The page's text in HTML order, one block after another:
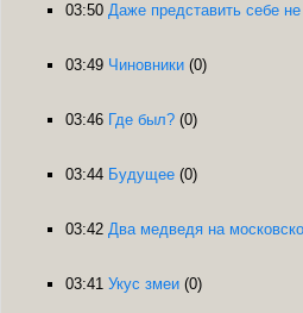
03:50 Даже представить себе
03:49 Чиновники (0)
03:46 Где был? (0)
03:44 Будущее (0)
03:42 Два медведя на
03:41 Укус змеи (0)